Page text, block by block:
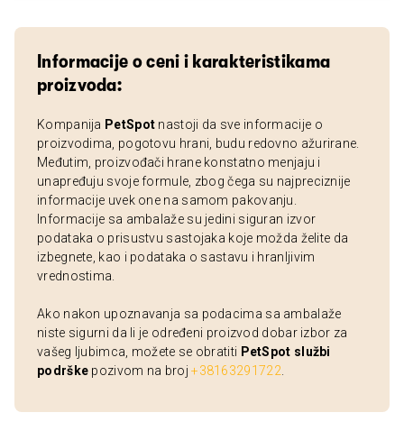
Informacije o ceni i karakteristikama
proizvoda:
Kompanija PetSpot nastoji da sve informacije o
proizvodima, pogotovu hrani, budu redovno ažurirane.
Međutim, proizvođači hrane konstatno menjaju i
unapređuju svoje formule, zbog čega su najpreciznije
informacije uvek one na samom pakovanju.
Informacije sa ambalaže su jedini siguran izvor
podataka o prisustvu sastojaka koje možda želite da
izbegnete, kao i podataka o sastavu i hranljivim
vrednostima.
Ako nakon upoznavanja sa podacima sa ambalaže
niste sigurni da li je određeni proizvod dobar izbor za
vašeg ljubimca, možete se obratiti PetSpot službi
podrške pozivom na broj+38163291722